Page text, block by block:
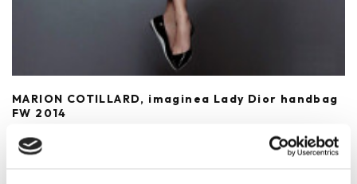
MARION COTILLARD, imaginea Lady Dior handbag
FW 2014
REDACTORII ECHIPEI